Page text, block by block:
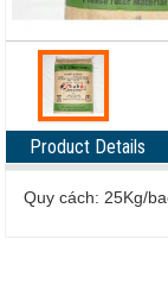
Product Details
Quy cách: